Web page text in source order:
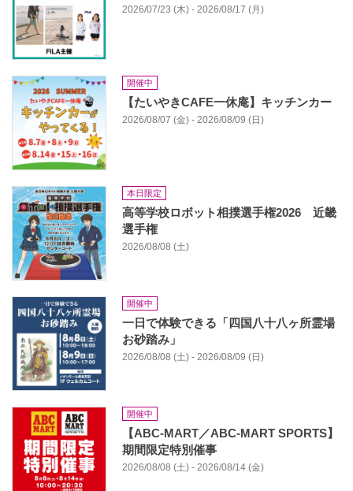
2026/07/23 (木) - 2026/08/17 (月)
開催中
【たいやきCAFE一休庵】キッチンカー
2026/08/07 (金) - 2026/08/09 (日)
本日限定
高等学校ロボット相撲選手権2026 近畿
選手権
2026/08/08 (土)
開催中
一日で体験できる「四国八十八ヶ所霊場
お砂踏み」
2026/08/08 (土) - 2026/08/09 (日)
開催中
【ABC-MART／ABC-MART SPORTS】
期間限定特別催事
2026/08/08 (土) - 2026/08/14 (金)